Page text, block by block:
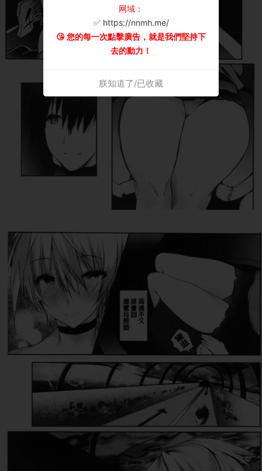
网域：
✅ https://nnmh.me/
😘 您的每一次點擊廣告，就是我們堅持下
去的動力！
朕知道了/已收藏